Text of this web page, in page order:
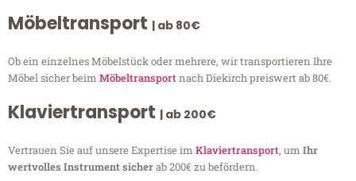
Möbeltransport | ab 80€
Ob ein einzelnes Möbelstück oder mehrere, wir transportieren Ihre
Möbel sicher beim Möbeltransportnach Diekirch preiswert ab 80€.
Klaviertransport | ab 200€
Vertrauen Sie auf unsere Expertise im Klaviertransport, um Ihr
wertvolles Instrument sicherab 200€ zu befördern.